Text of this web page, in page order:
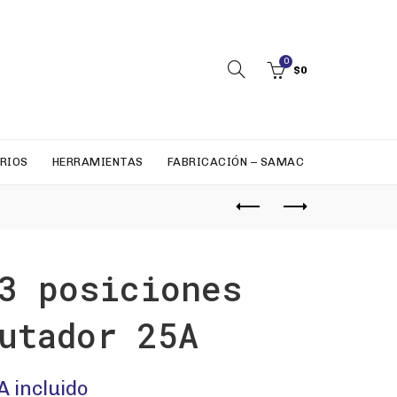
0
$0
HERRAMIENTAS FABRICACIÓN – SAMAC
posiciones
25A
incluido